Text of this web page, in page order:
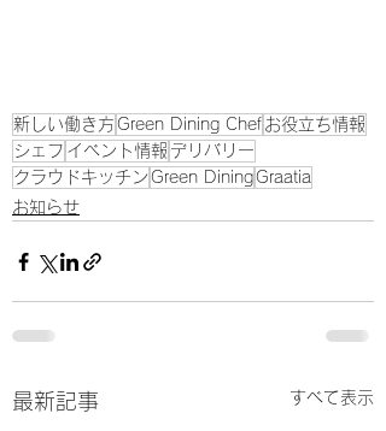
新しい働き方 Green Dining Chef お役立ち情報
シェフ イベント情報 デリバリー
クラウドキッチン Green DiningGraatia
お知らせ
最新記事 すべて表示